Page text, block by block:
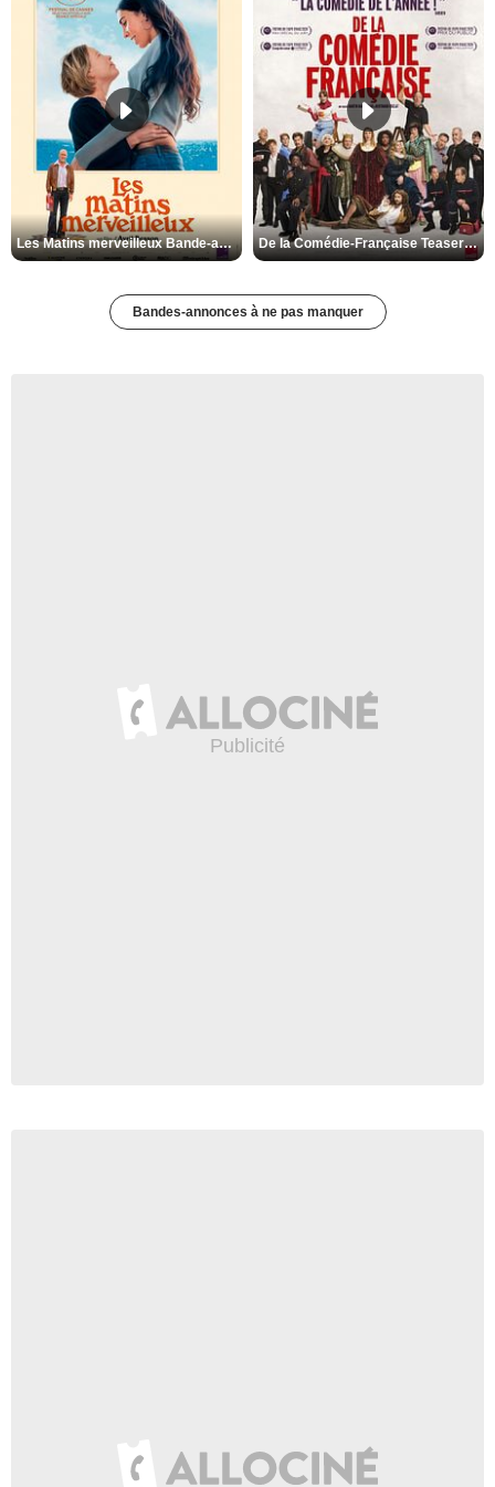
Les Matins merveilleux Bande-annonce VF De la Comédie-Française Teaser VF
Bandes-annonces à ne pas manquer